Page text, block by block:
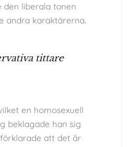
liberala tonen
andra karaktärerna.
tittare
en homosexuell
beklagade han sig
att det är